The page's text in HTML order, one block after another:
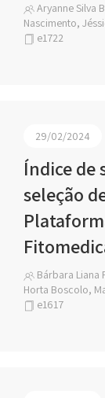
Aryanne Silva
Nascimento,
e1722
29/02/2024
Índice de
seleção
Bárbara Liana
Horta Boscolo,
e1617